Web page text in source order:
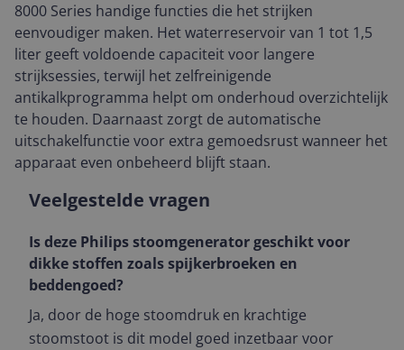
8000 Series handige functies die het strijken
eenvoudiger maken. Het waterreservoir van 1 tot 1,5
liter geeft voldoende capaciteit voor langere
strijksessies, terwijl het zelfreinigende
antikalkprogramma helpt om onderhoud overzichtelijk
te houden. Daarnaast zorgt de automatische
uitschakelfunctie voor extra gemoedsrust wanneer het
apparaat even onbeheerd blijft staan.
Veelgestelde vragen
Is deze Philips stoomgenerator geschikt voor
dikke stoffen zoals spijkerbroeken en
beddengoed?
Ja, door de hoge stoomdruk en krachtige
stoomstoot is dit model goed inzetbaar voor